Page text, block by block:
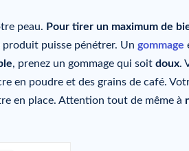
peau. Pour tirer un maximum de
produit puisse pénétrer. Un gommage
, prenez un gommage qui soit doux.
en poudre et des grains de café.
en place. Attention tout de même à